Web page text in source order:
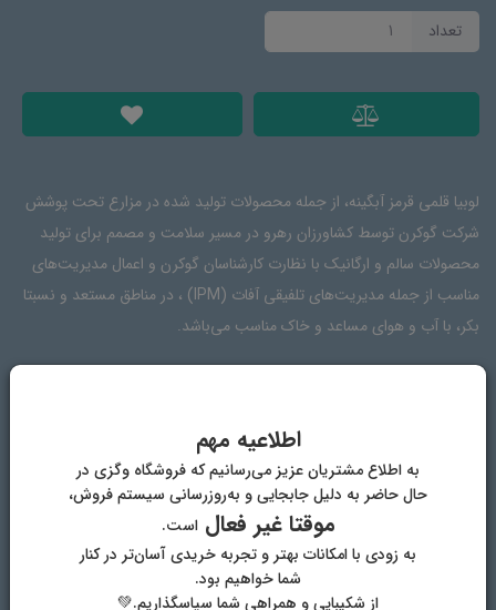
تعداد
لوبیا قلمی قرمز آبگینه، از جمله محصولات تولید شده در مزارع تحت پوشش
شرکت گوکرن توسط کشاورزان رهرو در مسیر سلامت و مصمم برای تولید
محصولات سالم و ارگانیک با نظارت کارشناسان گوکرن و اعمال مدیریت‌های
مناسب از جمله مدیریت‌های تلفیقی آفات (IPM) ، در مناطق مستعد و نسبتا
بکر، با آب و هوای مساعد و خاک مناسب می‌باشد.
دیدگاه‌ها
نام محصول لوبیا قرمز قلمی
آبگینه (ABGINEH)
اطلاعیه مهم
به اطلاع مشتریان عزیز می‌رسانیم که فروشگاه وگزی در
حال حاضر به دلیل جابجایی و به‌روزرسانی سیستم فروش،
موقتا غیر فعالاست.
به زودی با امکانات بهتر و تجربه خریدی آسان‌تر در کنار
شما خواهیم بود.
از شکیبایی و همراهی شما سپاسگذاریم.💚